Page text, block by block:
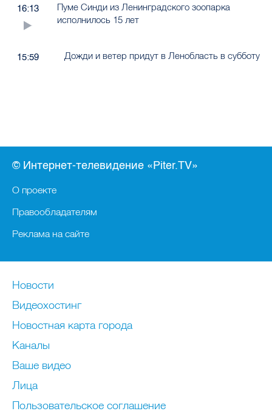
16:13
Пуме Синди из Ленинградского зоопарка
исполнилось 15 лет
15:59 Дожди и ветер придут в Ленобласть в субботу
© Интернет-телевидение «Piter.TV»
О проекте
Правообладателям
Реклама на сайте
Новости
Видеохостинг
Новостная карта города
Каналы
Ваше видео
Лица
Пользовательское соглашение